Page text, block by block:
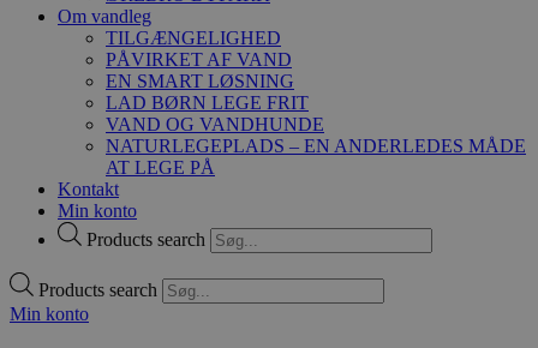
Om vandleg
TILGÆNGELIGHED
PÅVIRKET AF VAND
EN SMART LØSNING
LAD BØRN LEGE FRIT
VAND OG VANDHUNDE
NATURLEGEPLADS – EN ANDERLEDES MÅDE
AT LEGE PÅ
Kontakt
Min konto
Products search
Products search
Min konto